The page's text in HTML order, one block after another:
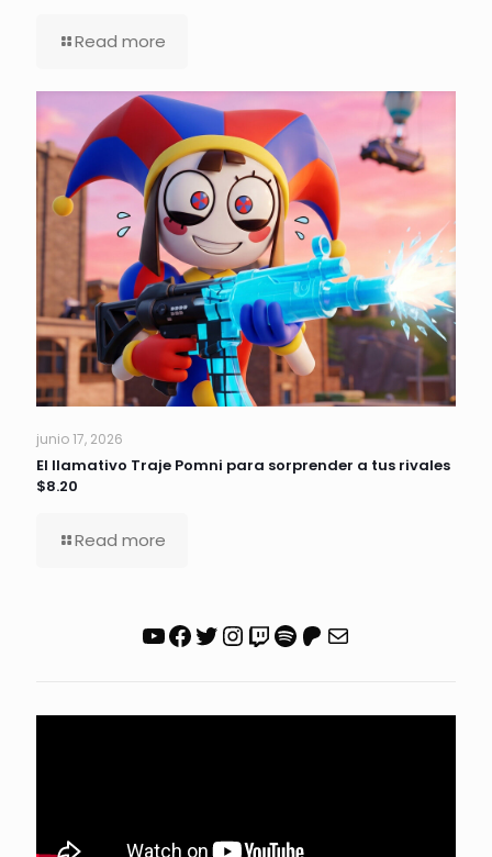
Read more
junio 17, 2026
El llamativo Traje Pomni para sorprender a tus rivales
$8.20
Read more
YouTube
Facebook
Twitter
Instagram
Twitch
Spotify
Patreon
Correo electrónico